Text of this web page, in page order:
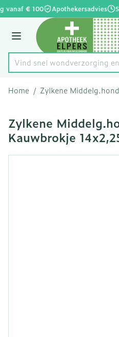
Ga naar de inhoud
1 van 1
vanaf € 100 Apothekersadvies
Menu
Product, merk, categorie...
Vind snel wondverzorgi
Home / Zylkene
Zylkene
Kauwbrokje